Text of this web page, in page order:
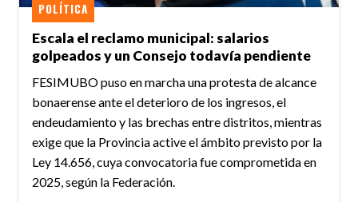
Escala el reclamo municipal: salarios
golpeados y un Consejo todavía pendiente
POLÍTICA
FESIMUBO puso en marcha una protesta de alcance
bonaerense ante el deterioro de los ingresos, el
endeudamiento y las brechas entre distritos, mientras
exige que la Provincia active el ámbito previsto por la
Ley 14.656, cuya convocatoria fue comprometida en
2025, según la Federación.